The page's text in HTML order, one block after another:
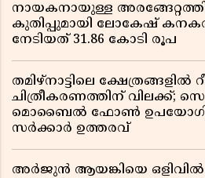
നായകനായുള്ള
കുതിപ്പുമായി ലോകേഷ്
നേടിയത് 31.86 കോടി രൂപ
തമിഴ്‌നാട്ടിലെ ക്ഷേത്രങ്ങളിൽ
ചിത്രീകരണത്തിന് വിലക്ക്;
മൊബൈൽ ഫോൺ
സർക്കാർ ഉത്തരവ്
അർജുൻ ആയങ്കിയെ ഒളിവിൽ